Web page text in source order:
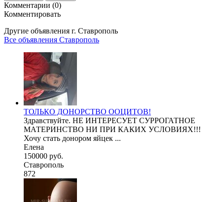
Комментарии (0)
Комментировать
Другие объявления г. Ставрополь
Все объявления Ставрополь
ТОЛЬКО ДОНОРСТВО ООЦИТОВ!
Здравствуйте. НЕ ИНТЕРЕСУЕТ СУРРОГАТНОЕ
МАТЕРИНСТВО НИ ПРИ КАКИХ УСЛОВИЯХ!!!
Хочу стать донором яйцек ...
Елена
150000 руб.
Ставрополь
872